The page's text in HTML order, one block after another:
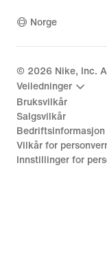
Norge
© 2026 Nike, Inc.
Veiledninger
Bruksvilkår
Salgsvilkår
Bedriftsinformasjon
Vilkår for
Innstillinger for